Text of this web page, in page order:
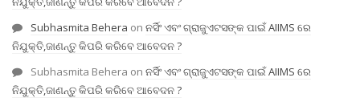
Subhasmita Behera on ନର୍ସିଂ ଏବଂ ଗ୍ରାଜୁଏଟସଙ୍କ ପାଇଁ AIIMS ରେ
ନିଯୁକ୍ତି,ଜାଣନ୍ତୁ କିପରି କରିବେ ଆବେଦନ ?
Subhasmita Behera on ନର୍ସିଂ ଏବଂ ଗ୍ରାଜୁଏଟସଙ୍କ ପାଇଁ AIIMS ରେ
ନିଯୁକ୍ତି,ଜାଣନ୍ତୁ କିପରି କରିବେ ଆବେଦନ ?